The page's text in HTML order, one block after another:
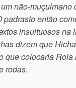
não-muçulmano
padrasto então
insultuosos na
dizem que
que colocaria Rola
rodas.